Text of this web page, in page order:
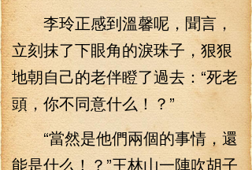
李玲正感到溫馨呢，聞言，
立刻抹了下眼角的淚珠子，狠狠
地朝自己的老伴瞪了過去：“死老
頭，你不同意什么！？”
“當然是他們兩個的事情，還
能是什么！？”王林山一陣吹胡子